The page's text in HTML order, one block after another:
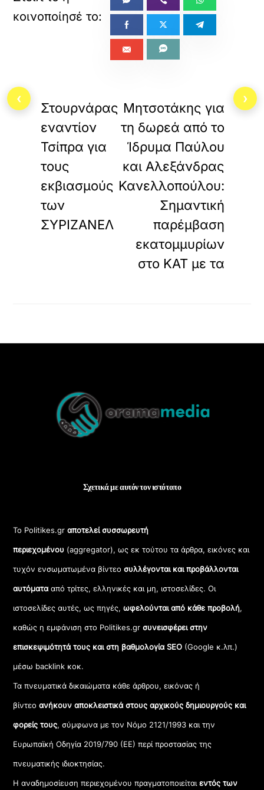
«
Στουρνάρας
εναντίον
Τσίπρα για
τους
εκβιασμούς
των
ΣΥΡΙΖΑΝΕΛ
»
Μητσοτάκης για
τη δωρεά από το
Ίδρυμα Παύλου
και Αλεξάνδρας
Κανελλοπούλου:
Σημαντική
παρέμβαση
εκατομμυρίων
στο ΚΑΤ με τα
Top
Σχετικά με αυτόν τον ιστότοπο
Το Politikes.grαποτελεί συσσωρευτή
περιεχομένου (aggregator), ως εκ τούτου τα άρθρα, εικόνες και
τυχόν ενσωματωμένα βίντεοσυλλέγονται και προβάλλονται
αυτόματααπό τρίτες, ελληνικές και μη, ιστοσελίδες. Οι
ιστοσελίδες αυτές, ως πηγές,ωφελούνται από κάθε προβολή,
καθώς η εμφάνιση στο Politikes.gr συνεισφέρει στην
επισκεψιμότητά τους και στη βαθμολογία SEO (Google κ.λπ.)
μέσω backlink κοκ.
Τα πνευματικά δικαιώματα κάθε άρθρου, εικόνας ή
βίντεοανήκουν αποκλειστικά στους αρχικούς δημιουργούς και
φορείς τους, σύμφωνα με τον Νόμο 2121/1993 και την
Ευρωπαϊκή Οδηγία 2019/790 (ΕΕ) περί προστασίας της
πνευματικής ιδιοκτησίας.
Η αναδημοσίευση περιεχομένου πραγματοποιείταιεντός των
‹ ›